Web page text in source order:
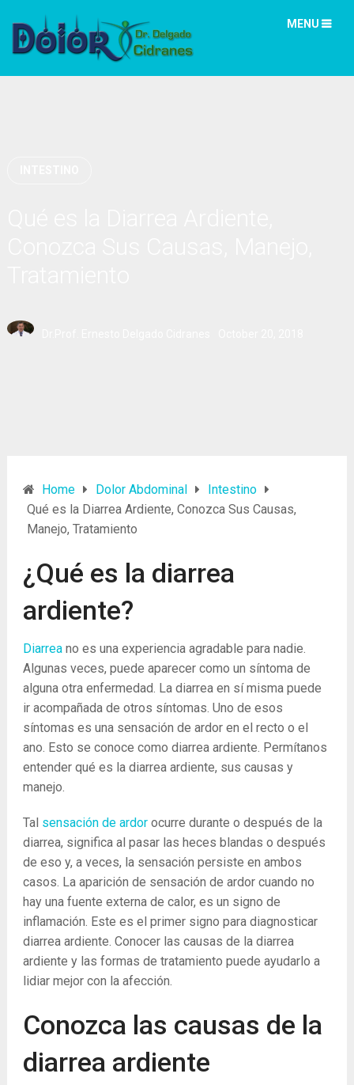
MENU
Home Dolor Abdominal
Intestino
Qué es la Diarrea Ardiente, Conozca Sus Causas,
Manejo, Tratamiento
¿Qué es la diarrea
ardiente?
Diarrea no es una experiencia agradable para nadie.
Algunas veces, puede aparecer como un síntoma de
alguna otra enfermedad. La diarrea en sí misma puede
ir acompañada de otros síntomas. Uno de esos
síntomas es una sensación de ardor en el recto o el
ano. Esto se conoce como diarrea ardiente. Permítanos
entender qué es la diarrea ardiente, sus causas y
manejo.
Tal sensación de ardor ocurre durante o después de la
diarrea, significa al pasar las heces blandas o después
de eso y, a veces, la sensación persiste en ambos
casos. La aparición de sensación de ardor cuando no
hay una fuente externa de calor, es un signo de
inflamación. Este es el primer signo para diagnosticar
diarrea ardiente. Conocer las causas de la diarrea
ardiente y las formas de tratamiento puede ayudarlo a
lidiar mejor con la afección.
Conozca las causas de la
diarrea ardiente